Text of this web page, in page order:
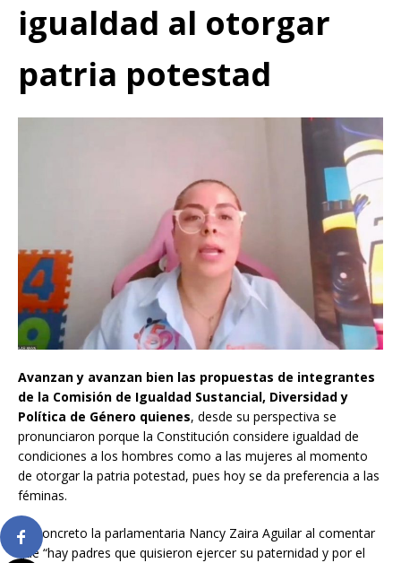
igualdad al otorgar
patria potestad
Avanzan y avanzan bien las propuestas de integrantes
de la Comisión de Igualdad Sustancial, Diversidad y
Política de Género quienes, desde su perspectiva se
pronunciaron porque la Constitución considere igualdad de
condiciones a los hombres como a las mujeres al momento
de otorgar la patria potestad, pues hoy se da preferencia a las
féminas.
En concreto la parlamentaria Nancy Zaira Aguilar al comentar
que “hay padres que quisieron ejercer su paternidad y por el